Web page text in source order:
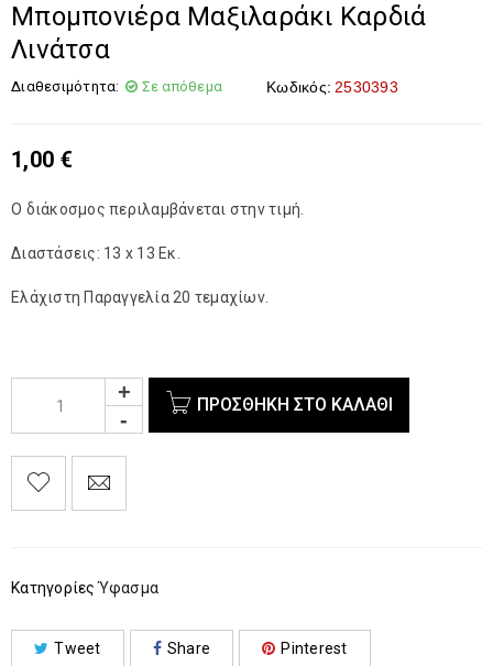
Μπομπονιέρα Μαξιλαράκι Καρδιά
Λινάτσα
Διαθεσιμότητα: Σε απόθεμα Κωδικός: 2530393
1,00 €
Ο διάκοσμος περιλαμβάνεται στην τιμή.
Διαστάσεις: 13 x 13 Εκ.
Ελάχιστη Παραγγελία 20 τεμαχίων.
ΠΡΟΣΘΉΚΗ ΣΤΟ ΚΑΛΆΘΙ
Κατηγορίες Ύφασμα
Tweet Share Pinterest